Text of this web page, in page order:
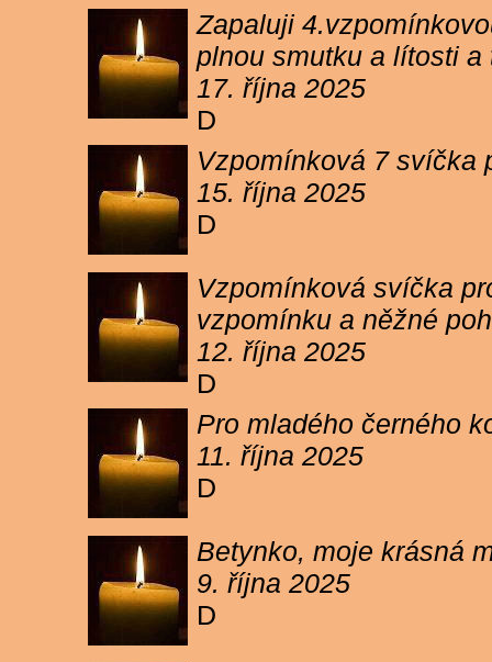
Zapaluji
plnou smutku a lítosti
17. října 2025
D
Vzpomínková 7 svíčka
15. října 2025
D
Vzpomínková svíčka
vzpomínku a něžné
12. října 2025
D
Pro mladého černého
11. října 2025
D
Betynko, moje krásná
9. října 2025
D